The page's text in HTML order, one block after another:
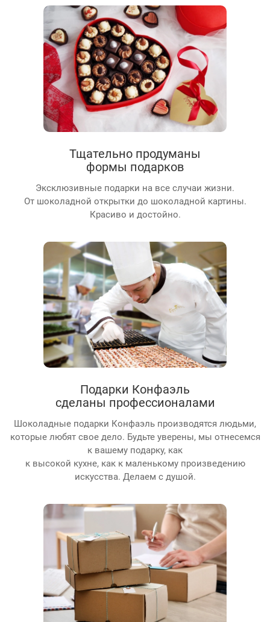
Тщательно продуманы
формы подарков
Эксклюзивные подарки на все случаи жизни.
От шоколадной открытки до шоколадной картины.
Красиво и достойно.
Подарки Конфаэль
сделаны профессионалами
Шоколадные подарки Конфаэль производятся людьми,
которые любят свое дело. Будьте уверены, мы отнесемся
к вашему подарку, как
к высокой кухне, как к маленькому произведению
искусства. Делаем с душой.